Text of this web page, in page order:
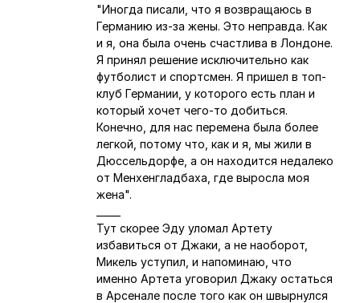
"Иногда писали, что я возвращаюсь в
Германию из-за жены. Это неправда. Как
и я, она была очень счастлива в Лондоне.
Я принял решение исключительно как
футболист и спортсмен. Я пришел в топ-
клуб Германии, у которого есть план и
который хочет чего-то добиться.
Конечно, для нас перемена была более
легкой, потому что, как и я, мы жили в
Дюссельдорфе, а он находится недалеко
от Менхенгладбаха, где выросла моя
жена".
Тут скорее Эду уломал Артету
избавиться от Джаки, а не наоборот,
Микель уступил, и напоминаю, что
именно Артета уговорил Джаку остаться
в Арсенале после того как он швырнулся